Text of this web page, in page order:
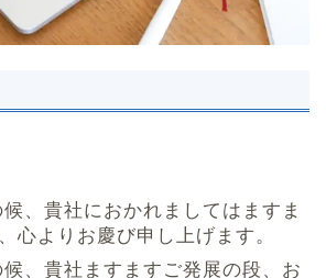
、貴社におかれましてはますま
心よりお慶び申し上げます。
、貴社ますますご発展の段、お